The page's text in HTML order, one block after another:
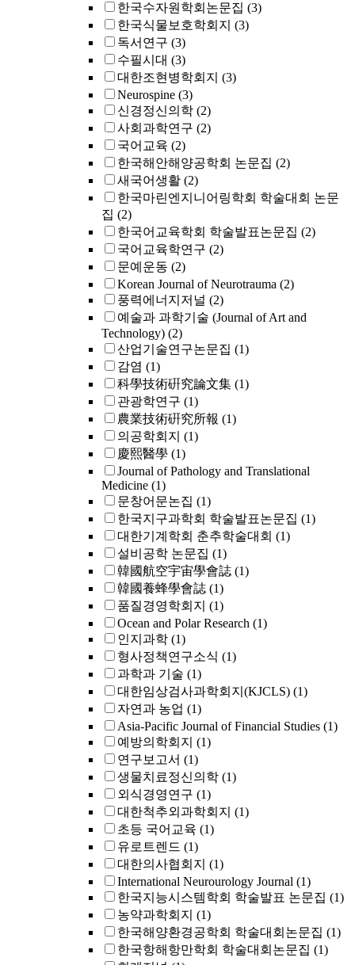
한국수자원학회논문집 (3)
한국식물보호학회지 (3)
독서연구 (3)
수필시대 (3)
대한조현병학회지 (3)
Neurospine (3)
신경정신의학 (2)
사회과학연구 (2)
국어교육 (2)
한국해안해양공학회 논문집 (2)
새국어생활 (2)
한국마린엔지니어링학회 학술대회 논문
집 (2)
한국어교육학회 학술발표논문집 (2)
국어교육학연구 (2)
문예운동 (2)
Korean Journal of Neurotrauma (2)
풍력에너지저널 (2)
예술과 과학기술 (Journal of Art and
Technology) (2)
산업기술연구논문집 (1)
감염 (1)
科學技術硏究論文集 (1)
관광학연구 (1)
農業技術硏究所報 (1)
의공학회지 (1)
慶熙醫學 (1)
Journal of Pathology and Translational
Medicine (1)
문창어문논집 (1)
한국지구과학회 학술발표논문집 (1)
대한기계학회 춘추학술대회 (1)
설비공학 논문집 (1)
韓國航空宇宙學會誌 (1)
韓國養蜂學會誌 (1)
품질경영학회지 (1)
Ocean and Polar Research (1)
인지과학 (1)
형사정책연구소식 (1)
과학과 기술 (1)
대한임상검사과학회지(KJCLS) (1)
자연과 농업 (1)
Asia-Pacific Journal of Financial Studies (1)
예방의학회지 (1)
연구보고서 (1)
생물치료정신의학 (1)
외식경영연구 (1)
대한척추외과학회지 (1)
초등 국어교육 (1)
유로트렌드 (1)
대한의사협회지 (1)
International Neurourology Journal (1)
한국지능시스템학회 학술발표 논문집 (1)
농약과학회지 (1)
한국해양환경공학회 학술대회논문집 (1)
한국항해항만학회 학술대회논문집 (1)